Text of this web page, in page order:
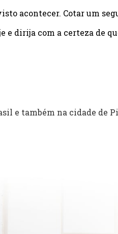
acontecer. Cotar um
e dirija com a certeza de
e também na cidade de